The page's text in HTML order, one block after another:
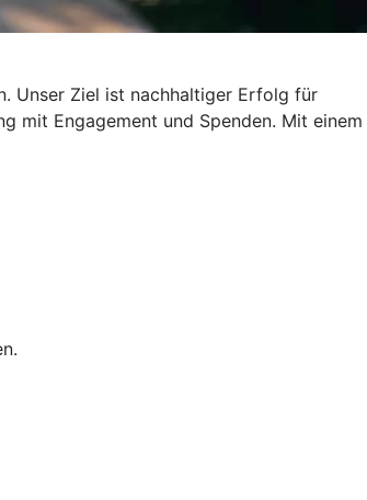
Unser Ziel ist nachhaltiger Erfolg für
mit Engagement und Spenden. Mit einem